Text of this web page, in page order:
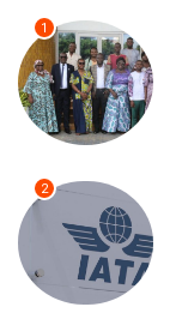
1
2